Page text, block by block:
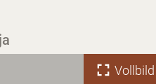
Vollbild